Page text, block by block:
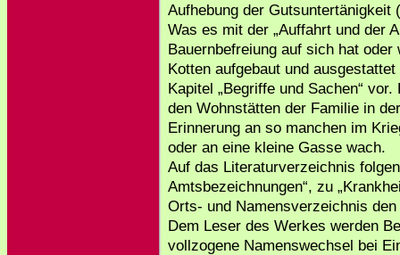
Aufhebung der Gutsuntertänigkeit
Was es mit der „Auffahrt und der
Bauernbefreiung auf sich hat
Kotten aufgebaut und
Kapitel „Begriffe und Sachen“
den Wohnstätten der Familie in
Erinnerung an so manchen im
oder an eine kleine Gasse wach.
Auf das Literaturverzeichnis
Amtsbezeichnungen“, zu
Orts- und Namensverzeichnis
Dem Leser des Werkes werden
vollzogene Namenswechsel bei